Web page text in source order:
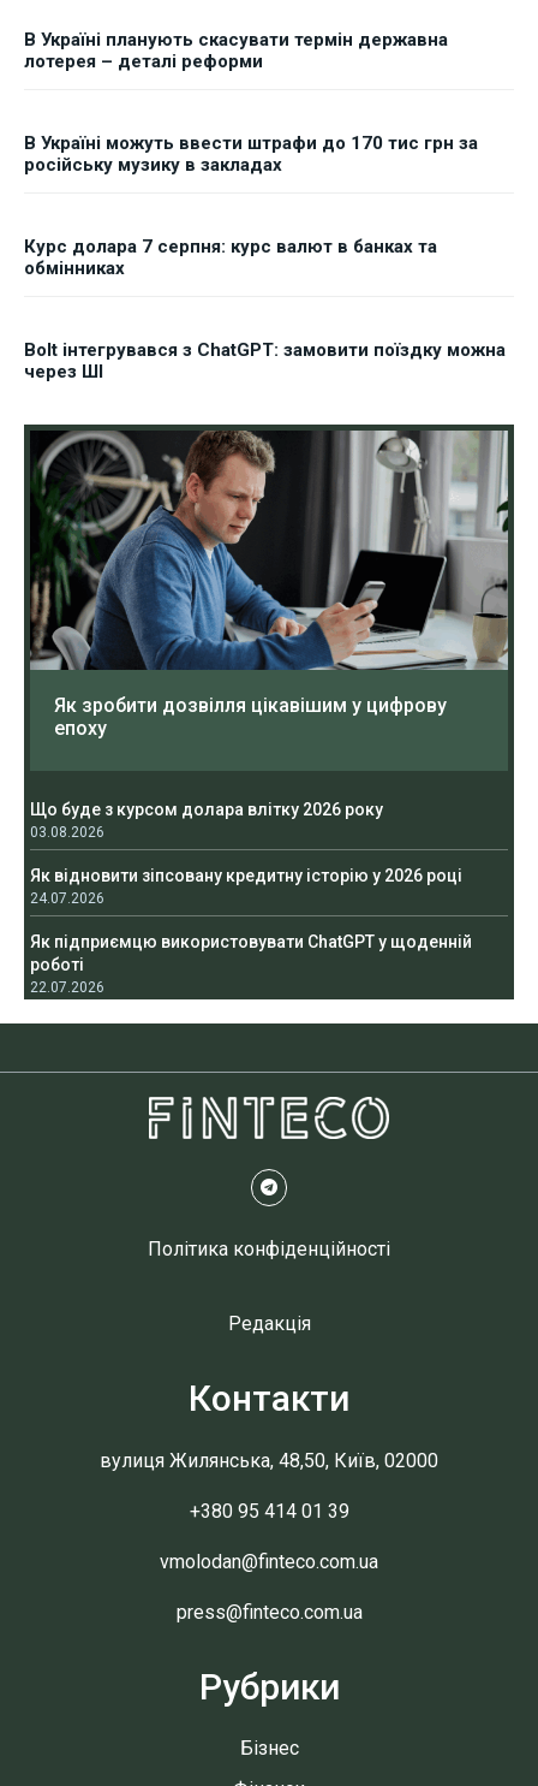
В Україні планують скасувати термін державна
лотерея – деталі реформи
В Україні можуть ввести штрафи до 170 тис грн за
російську музику в закладах
Курс долара 7 серпня: курс валют в банках та
обмінниках
Bolt інтегрувався з ChatGPT: замовити поїздку можна
через ШІ
Як зробити дозвілля цікавішим у цифрову
епоху
Що буде з курсом долара влітку 2026 року
03.08.2026
Як відновити зіпсовану кредитну історію у 2026 році
24.07.2026
Як підприємцю використовувати ChatGPT у щоденній
роботі
22.07.2026
Політика конфіденційності
Редакція
Контакти
вулиця Жилянська, 48,50, Київ, 02000
+380 95 414 01 39
vmolodan@finteco.com.ua
press@finteco.com.ua
Рубрики
Бізнес